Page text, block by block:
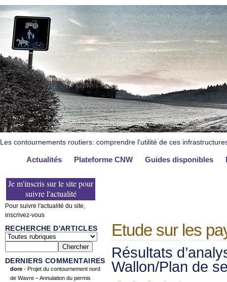
Les contournements routiers: comprendre l'utilité de ces
Actualités Plateforme CNW Guides disponibles
Je m'inscris sur le site pour
suivre l'actualité
Pour suivre l'actualité du site,
inscrivez-vous
RECHERCHE D'ARTICLES
DERNIERS COMMENTAIRES
dore - Projet du contournement nord
de Wavre – Annulation du permis
Etude sur les
Résultats
Wallon/Plan de